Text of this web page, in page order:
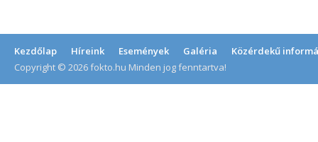
Kezdőlap Híreink Események Galéria
Közérdekű
Copyright © 2026 fokto.hu Minden jog fenntartva!